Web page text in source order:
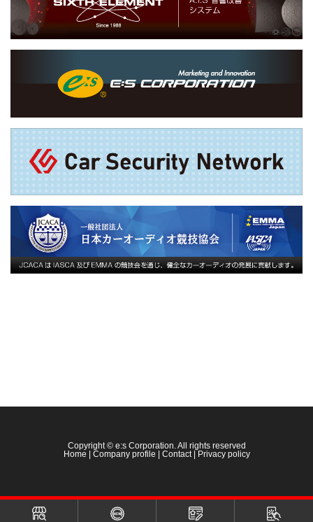
Copyright © e:s Corporation. All rights reserved
Home
Company profile Contact| Privacy policy